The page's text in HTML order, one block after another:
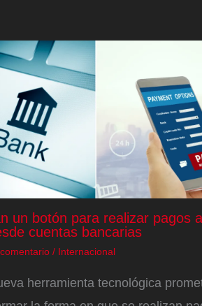
un botón para realizar pagos
cuentas bancarias
/ Internacional
herramienta tecnológica